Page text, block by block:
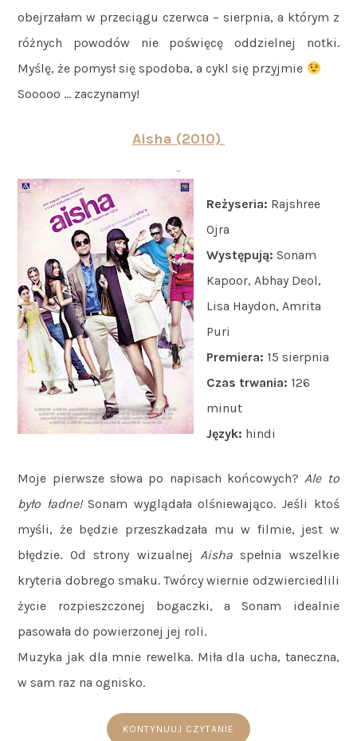
obejrzałam w przeciągu czerwca – sierpnia, a którym z
różnych powodów nie poświęcę oddzielnej notki.
Myślę, że pomysł się spodoba, a cykl się przyjmie
Sooooo … zaczynamy!
Aisha (2010)
Reżyseria: Rajshree
Ojra
Występują: Sonam
Kapoor, Abhay Deol,
Lisa Haydon, Amrita
Puri
Premiera: 15 sierpnia
Czas trwania: 126
minut
Język: hindi
Moje pierwsze słowa po napisach końcowych?Ale to
było ładne!Sonam wyglądała olśniewająco. Jeśli ktoś
myśli, że będzie przeszkadzała mu w filmie, jest w
błędzie. Od strony wizualnej Aishaspełnia wszelkie
kryteria dobrego smaku. Twórcy wiernie odzwierciedlili
życie rozpieszczonej bogaczki, a Sonam idealnie
pasowała do powierzonej jej roli.
Muzyka jak dla mnie rewelka. Miła dla ucha, taneczna,
w sam raz na ognisko.
KONTYNUUJ CZYTANIE